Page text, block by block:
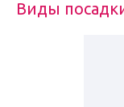
Виды